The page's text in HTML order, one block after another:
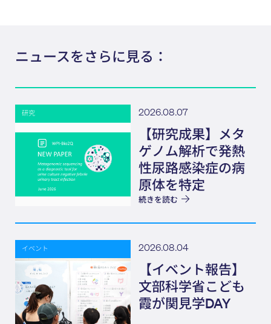
ニュースをさらに見る：
研究 2026.08.07
【研究成果】メタ
ゲノム解析で発熱
性尿路感染症の病
原体を特定
続きを読む
イベント 2026.08.04
【イベント報告】
文部科学省こども
霞が関見学DAY